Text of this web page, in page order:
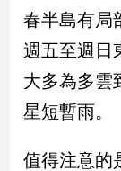
觀
點
娛
樂
娛
春半島有局
週五至週日
大多為多雲
星短暫雨。
值得注意的